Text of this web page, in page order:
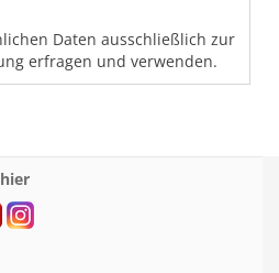
Daten ausschließlich zur
erfragen und verwenden.